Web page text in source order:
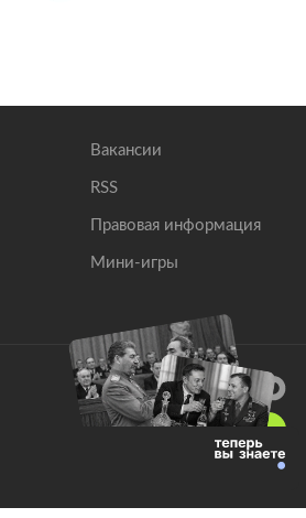
Вакансии
RSS
Правовая информация
Мини-игры
Все права защищены.